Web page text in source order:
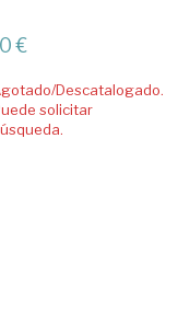
€
Descatalogado.
solicitar